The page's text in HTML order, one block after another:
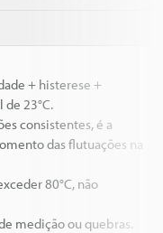
+ histerese +
23°C.
consistentes, é a
das flutuações na
80°C, não
medição ou quebras.